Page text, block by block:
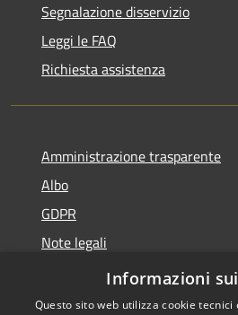
Segnalazione disservizio
Leggi le FAQ
Richiesta assistenza
Amministrazione trasparente
Albo
GDPR
Note legali
Dichiarazione di accessibilità
Informazioni
Questo sito web utilizza cookie